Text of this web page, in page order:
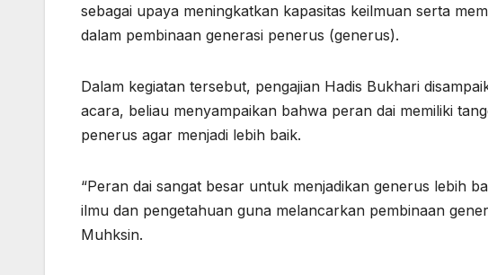
sebagai upaya meningkatkan kapasitas keilmuan serta
dalam pembinaan generasi penerus (generus).
Dalam kegiatan tersebut, pengajian Hadis Bukhari
acara, beliau menyampaikan bahwa peran dai memiliki
penerus agar menjadi lebih baik.
“Peran dai sangat besar untuk menjadikan generus lebih
ilmu dan pengetahuan guna melancarkan pembinaan
Muhksin.